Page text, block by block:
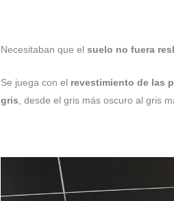
Necesitaban que el suelo no fuera
Se juega con el revestimiento de las
gris , desde el gris más oscuro al gris